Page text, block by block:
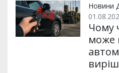
Новини
Чому
може